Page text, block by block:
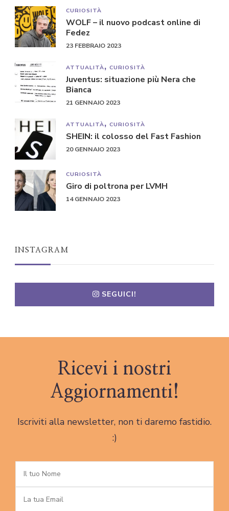
CURIOSITÀ
WOLF – il nuovo podcast online di
Fedez
23 FEBBRAIO 2023
ATTUALITÀ CURIOSITÀ
Juventus: situazione più Nera che
Bianca
21 GENNAIO 2023
ATTUALITÀ CURIOSITÀ
SHEIN: il colosso del Fast Fashion
20 GENNAIO 2023
CURIOSITÀ
Giro di poltrona per LVMH
14 GENNAIO 2023
INSTAGRAM
SEGUICI!
Ricevi i nostri
Aggiornamenti!
Iscriviti alla newsletter, non ti daremo fastidio.
:)